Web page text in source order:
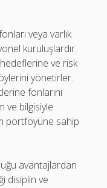
veya varlık
kuruluşlardır.
ve risk
yönetirler.
fonlarını
ve bilgisiyle
portföyüne sahip
avantajlardan
disiplin ve